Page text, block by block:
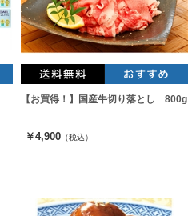
【お買得！】国産牛切り落とし 800g
￥4,900 （税込）